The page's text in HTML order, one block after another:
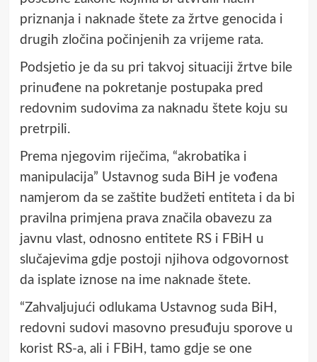
priznanja i naknade štete za žrtve genocida i
drugih zločina počinjenih za vrijeme rata.
Podsjetio je da su pri takvoj situaciji žrtve bile
prinuđene na pokretanje postupaka pred
redovnim sudovima za naknadu štete koju su
pretrpili.
Prema njegovim riječima, “akrobatika i
manipulacija” Ustavnog suda BiH je vođena
namjerom da se zaštite budžeti entiteta i da bi
pravilna primjena prava značila obavezu za
javnu vlast, odnosno entitete RS i FBiH u
slučajevima gdje postoji njihova odgovornost
da isplate iznose na ime naknade štete.
“Zahvaljujući odlukama Ustavnog suda BiH,
redovni sudovi masovno presuđuju sporove u
korist RS-a, ali i FBiH, tamo gdje se one